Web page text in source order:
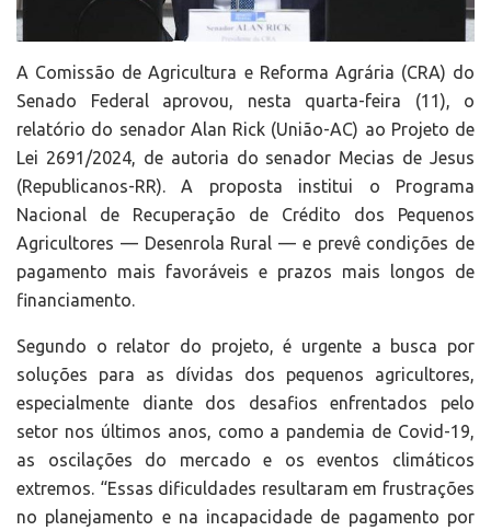
A Comissão de Agricultura e Reforma Agrária (CRA) do
Senado Federal aprovou, nesta quarta-feira (11), o
relatório do senador Alan Rick (União-AC) ao Projeto de
Lei 2691/2024, de autoria do senador Mecias de Jesus
(Republicanos-RR). A proposta institui o Programa
Nacional de Recuperação de Crédito dos Pequenos
Agricultores — Desenrola Rural — e prevê condições de
pagamento mais favoráveis e prazos mais longos de
financiamento.
Segundo o relator do projeto, é urgente a busca por
soluções para as dívidas dos pequenos agricultores,
especialmente diante dos desafios enfrentados pelo
setor nos últimos anos, como a pandemia de Covid-19,
as oscilações do mercado e os eventos climáticos
extremos. “Essas dificuldades resultaram em frustrações
no planejamento e na incapacidade de pagamento por